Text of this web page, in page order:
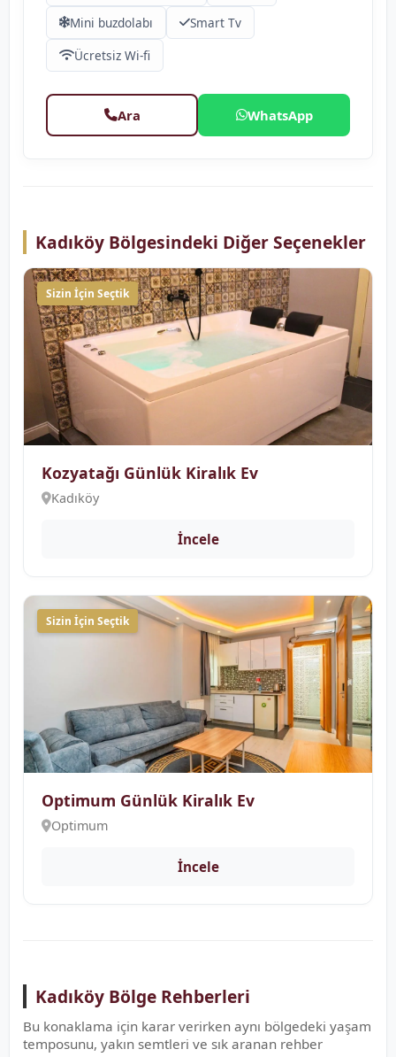
Mini buzdolabı
Smart Tv
Ücretsiz Wi-fi
Ara WhatsApp
Kadıköy Bölgesindeki Diğer Seçenekler
Sizin İçin Seçtik
Kozyatağı Günlük Kiralık Ev
Kadıköy
İncele
Sizin İçin Seçtik
Optimum Günlük Kiralık Ev
Optimum
İncele
Kadıköy Bölge Rehberleri
Bu konaklama için karar verirken aynı bölgedeki yaşam
temposunu, yakın semtleri ve sık aranan rehber